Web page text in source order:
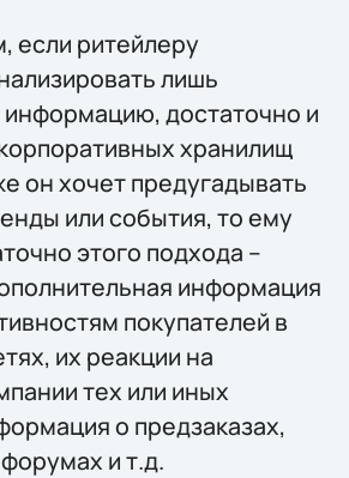
если ритейлеру
лишь
достаточно и
хранилищ
он хочет предугадывать
или события, то ему
этого подхода –
информация
покупателей в
их реакции на
тех или иных
о предзаказах,
и т.д.